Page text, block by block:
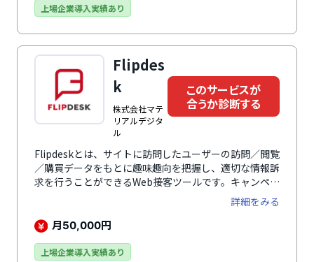
運用を実現します。
上場企業導入実績あり
Flipdes
k
株式会社マテ
リアルデジタ
ル
このサービスが
合うか診断する
Flipdeskとは、サイトに訪問したユーザーの訪問／閲覧
／購買データをもとに趣味趣向を把握し、適切な情報訴
求を行うことができるWeb接客ツールです。キャンペー
ン告知やクーポン発行、チャットサポートなどにより、
一人ひとりの状況に合った最適な接客を実現し、顧客体
験（CX）を向上。購買率の向上やサイト内回遊・会員
月のサービス提供開始から、累計導入数は1,500社・
詳細をみる
月50,000円
上場企業導入実績あり